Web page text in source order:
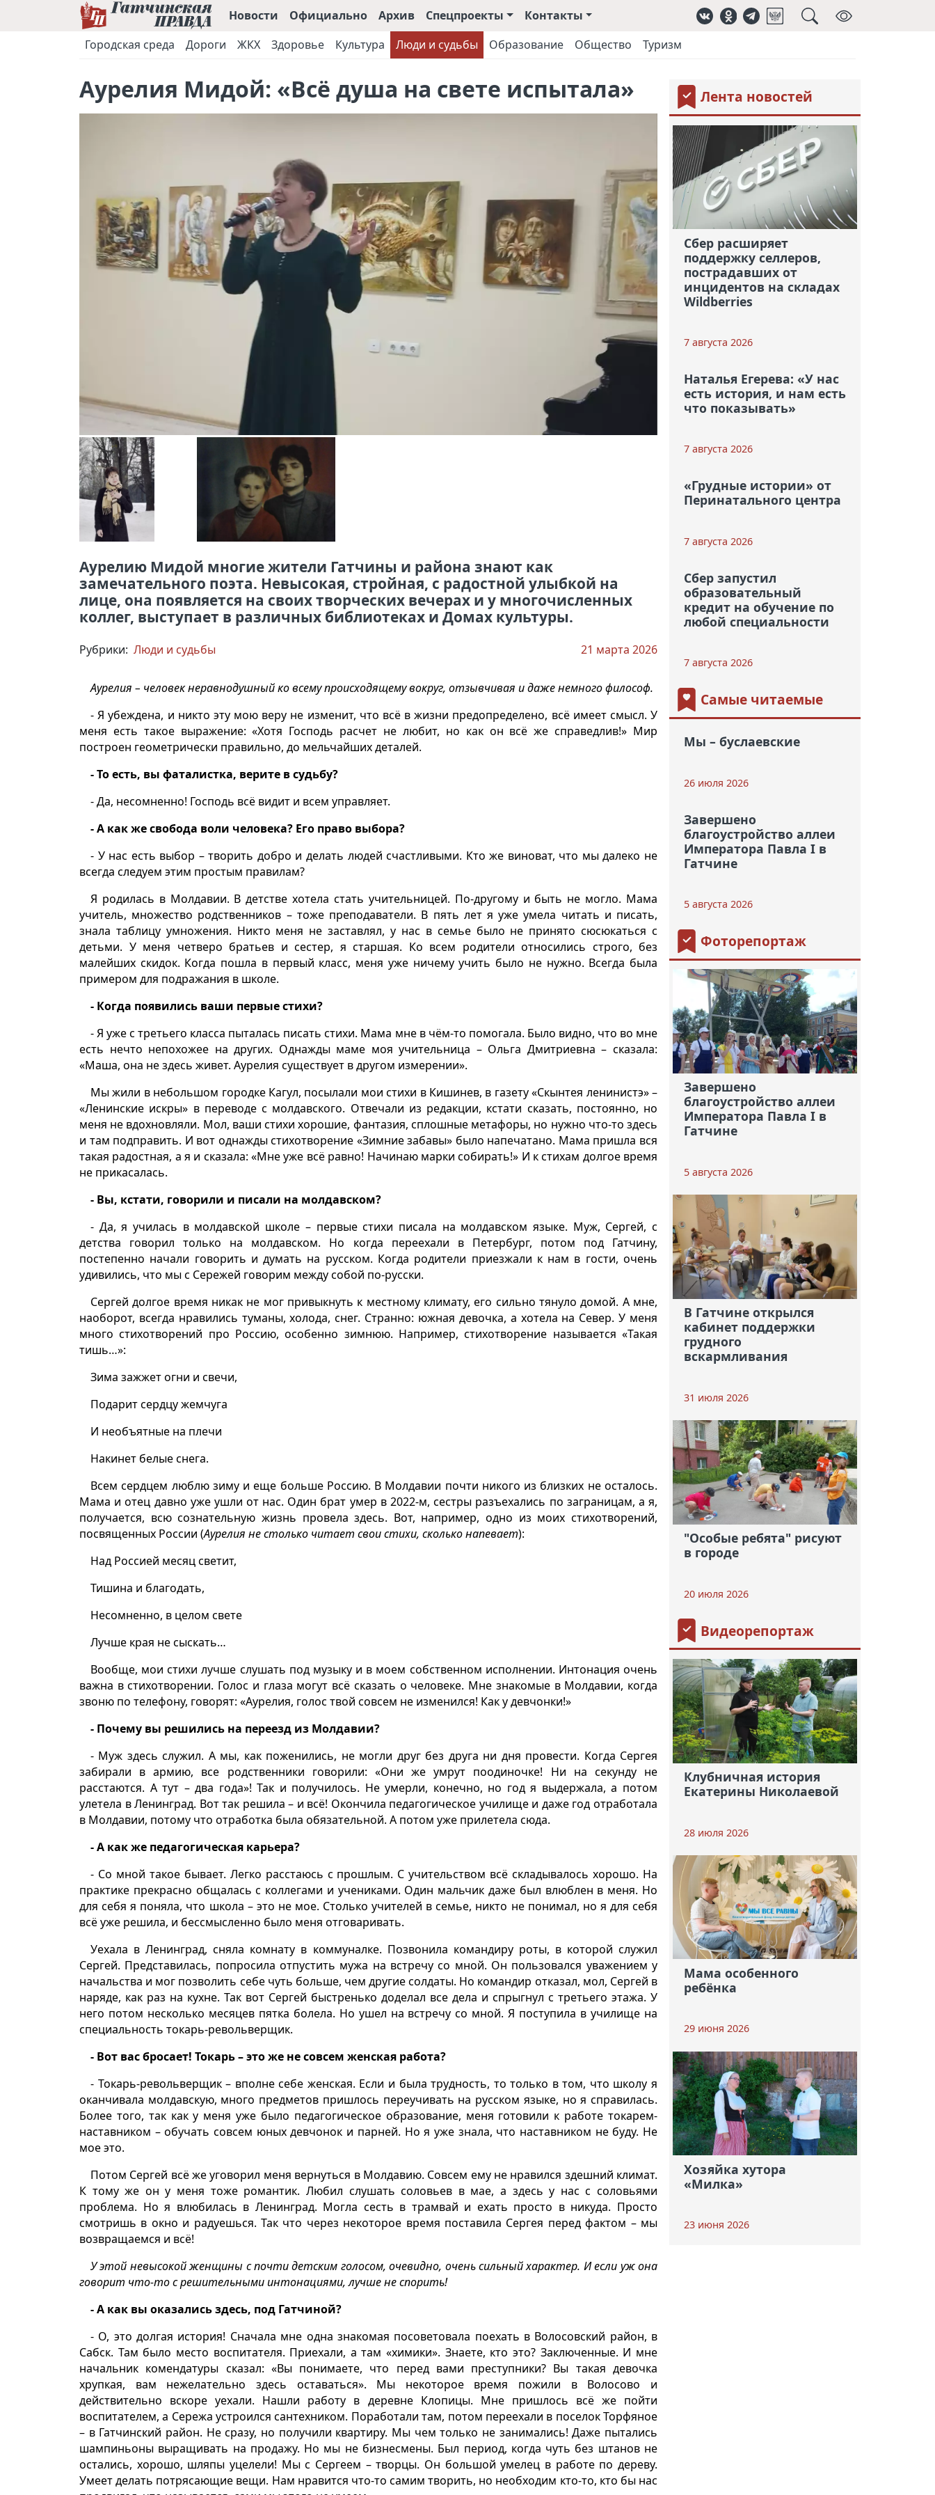
Новости Официально Архив Спецпроекты
Контакты
Городская среда
Дороги ЖКХ Здоровье Культура Люди и судьбы Образование Общество Туризм
Аурелия Мидой: «Всё душа на свете испытала»
Аурелию Мидой многие жители Гатчины и района знают как
замечательного поэта. Невысокая, стройная, с радостной улыбкой на
лице, она появляется на своих творческих вечерах и у многочисленных
коллег, выступает в различных библиотеках и Домах культуры.
Рубрики: Люди и судьбы 21 марта 2026
Аурелия – человек неравнодушный ко всему происходящему вокруг, отзывчивая и даже немного философ.
- Я убеждена, и никто эту мою веру не изменит, что всё в жизни предопределено, всё имеет смысл. У
меня есть такое выражение: «Хотя Господь расчет не любит, но как он всё же справедлив!» Мир
построен геометрически правильно, до мельчайших деталей.
- То есть, вы фаталистка, верите в судьбу?
- Да, несомненно! Господь всё видит и всем управляет.
- А как же свобода воли человека? Его право выбора?
- У нас есть выбор – творить добро и делать людей счастливыми. Кто же виноват, что мы далеко не
всегда следуем этим простым правилам?
Я родилась в Молдавии. В детстве хотела стать учительницей. По-другому и быть не могло. Мама
учитель, множество родственников – тоже преподаватели. В пять лет я уже умела читать и писать,
знала таблицу умножения. Никто меня не заставлял, у нас в семье было не принято сюсюкаться с
детьми. У меня четверо братьев и сестер, я старшая. Ко всем родители относились строго, без
малейших скидок. Когда пошла в первый класс, меня уже ничему учить было не нужно. Всегда была
примером для подражания в школе.
- Когда появились ваши первые стихи?
- Я уже с третьего класса пыталась писать стихи. Мама мне в чём-то помогала. Было видно, что во мне
есть нечто непохожее на других. Однажды маме моя учительница – Ольга Дмитриевна – сказала:
«Маша, она не здесь живет. Аурелия существует в другом измерении».
Мы жили в небольшом городке Кагул, посылали мои стихи в Кишинев, в газету «Скынтея ленинистэ» –
«Ленинские искры» в переводе с молдавского. Отвечали из редакции, кстати сказать, постоянно, но
меня не вдохновляли. Мол, ваши стихи хорошие, фантазия, сплошные метафоры, но нужно что-то здесь
и там подправить. И вот однажды стихотворение «Зимние забавы» было напечатано. Мама пришла вся
такая радостная, а я и сказала: «Мне уже всё равно! Начинаю марки собирать!» И к стихам долгое время
не прикасалась.
- Вы, кстати, говорили и писали на молдавском?
- Да, я училась в молдавской школе – первые стихи писала на молдавском языке. Муж, Сергей, с
детства говорил только на молдавском. Но когда переехали в Петербург, потом под Гатчину,
постепенно начали говорить и думать на русском. Когда родители приезжали к нам в гости, очень
удивились, что мы с Сережей говорим между собой по-русски.
Сергей долгое время никак не мог привыкнуть к местному климату, его сильно тянуло домой. А мне,
наоборот, всегда нравились туманы, холода, снег. Странно: южная девочка, а хотела на Север. У меня
много стихотворений про Россию, особенно зимнюю. Например, стихотворение называется «Такая
тишь…»:
Зима зажжет огни и свечи,
Подарит сердцу жемчуга
И необъятные на плечи
Накинет белые снега.
Всем сердцем люблю зиму и еще больше Россию. В Молдавии почти никого из близких не осталось.
Мама и отец давно уже ушли от нас. Один брат умер в 2022-м, сестры разъехались по заграницам, а я,
получается, всю сознательную жизнь провела здесь. Вот, например, одно из моих стихотворений,
посвященных России (Аурелия не столько читает свои стихи, сколько напевает):
Над Россией месяц светит,
Тишина и благодать,
Несомненно, в целом свете
Лучше края не сыскать…
Вообще, мои стихи лучше слушать под музыку и в моем собственном исполнении. Интонация очень
важна в стихотворении. Голос и глаза могут всё сказать о человеке. Мне знакомые в Молдавии, когда
звоню по телефону, говорят: «Аурелия, голос твой совсем не изменился! Как у девчонки!»
- Почему вы решились на переезд из Молдавии?
- Муж здесь служил. А мы, как поженились, не могли друг без друга ни дня провести. Когда Сергея
забирали в армию, все родственники говорили: «Они же умрут поодиночке! Ни на секунду не
расстаются. А тут – два года»! Так и получилось. Не умерли, конечно, но год я выдержала, а потом
улетела в Ленинград. Вот так решила – и всё! Окончила педагогическое училище и даже год отработала
в Молдавии, потому что отработка была обязательной. А потом уже прилетела сюда.
- А как же педагогическая карьера?
- Со мной такое бывает. Легко расстаюсь с прошлым. С учительством всё складывалось хорошо. На
практике прекрасно общалась с коллегами и учениками. Один мальчик даже был влюблен в меня. Но
для себя я поняла, что школа – это не мое. Столько учителей в семье, никто не понимал, но я для себя
всё уже решила, и бессмысленно было меня отговаривать.
Уехала в Ленинград, сняла комнату в коммуналке. Позвонила командиру роты, в которой служил
Сергей. Представилась, попросила отпустить мужа на встречу со мной. Он пользовался уважением у
начальства и мог позволить себе чуть больше, чем другие солдаты. Но командир отказал, мол, Сергей в
наряде, как раз на кухне. Так вот Сергей быстренько доделал все дела и спрыгнул с третьего этажа. У
него потом несколько месяцев пятка болела. Но ушел на встречу со мной. Я поступила в училище на
специальность токарь-револьверщик.
- Вот вас бросает! Токарь – это же не совсем женская работа?
- Токарь-револьверщик – вполне себе женская. Если и была трудность, то только в том, что школу я
оканчивала молдавскую, много предметов пришлось переучивать на русском языке, но я справилась.
Более того, так как у меня уже было педагогическое образование, меня готовили к работе токарем-
наставником – обучать совсем юных девчонок и парней. Но я уже знала, что наставником не буду. Не
мое это.
Потом Сергей всё же уговорил меня вернуться в Молдавию. Совсем ему не нравился здешний климат.
К тому же он у меня тоже романтик. Любил слушать соловьев в мае, а здесь у нас с соловьями
проблема. Но я влюбилась в Ленинград. Могла сесть в трамвай и ехать просто в никуда. Просто
смотришь в окно и радуешься. Так что через некоторое время поставила Сергея перед фактом – мы
возвращаемся и всё!
У этой невысокой женщины с почти детским голосом, очевидно, очень сильный характер. И если уж она
говорит что-то с решительными интонациями, лучше не спорить!
- А как вы оказались здесь, под Гатчиной?
- О, это долгая история! Сначала мне одна знакомая посоветовала поехать в Волосовский район, в
Сабск. Там было место воспитателя. Приехали, а там «химики». Знаете, кто это? Заключенные. И мне
начальник комендатуры сказал: «Вы понимаете, что перед вами преступники? Вы такая девочка
хрупкая, вам нежелательно здесь оставаться». Мы некоторое время пожили в Волосово и
действительно вскоре уехали. Нашли работу в деревне Клопицы. Мне пришлось всё же пойти
воспитателем, а Сережа устроился сантехником. Поработали там, потом переехали в поселок Торфяное
– в Гатчинский район. Не сразу, но получили квартиру. Мы чем только не занимались! Даже пытались
шампиньоны выращивать на продажу. Но мы не бизнесмены. Был период, когда чуть без штанов не
остались, хорошо, шляпы уцелели! Мы с Сергеем – творцы. Он большой умелец в работе по дереву.
Умеет делать потрясающие вещи. Нам нравится что-то самим творить, но необходим кто-то, кто бы нас
Лента новостей
Сбер расширяет
поддержку селлеров,
пострадавших от
инцидентов на складах
Wildberries
7 августа 2026
Наталья Егерева: «У нас
есть история, и нам есть
что показывать»
7 августа 2026
«Грудные истории» от
Перинатального центра
7 августа 2026
Сбер запустил
образовательный
кредит на обучение по
любой специальности
7 августа 2026
Самые читаемые
Мы – буслаевские
26 июля 2026
Завершено
благоустройство аллеи
Императора Павла I в
Гатчине
5 августа 2026
Фоторепортаж
Завершено
благоустройство аллеи
Императора Павла I в
Гатчине
5 августа 2026
В Гатчине открылся
кабинет поддержки
грудного
вскармливания
31 июля 2026
"Особые ребята" рисуют
в городе
20 июля 2026
Видеорепортаж
Клубничная история
Екатерины Николаевой
28 июля 2026
Мама особенного
ребёнка
29 июня 2026
Хозяйка хутора
«Милка»
23 июня 2026